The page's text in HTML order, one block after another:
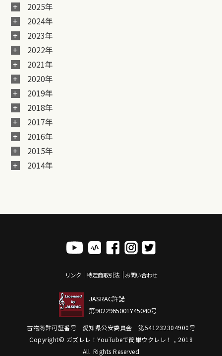
2025年
2024年
2023年
2022年
2021年
2020年
2019年
2018年
2017年
2016年
2015年
2014年
リンク 特定商取引法 お問い合わせ
JASRAC許諾
第9022965001Y45040号
古物商許可証番号 愛知県公安委員会 第541232304900号
Copyright© ガズレレ！YouTubeで簡単ウクレレ！ , 2018
All Rights Reserved